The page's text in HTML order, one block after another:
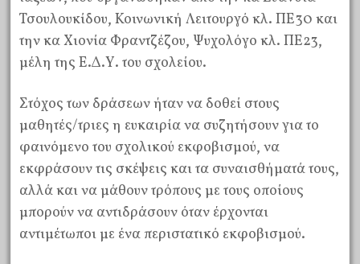
Τσουλουκίδου, Κοινωνική Λειτουργό κλ. ΠΕ30 και
την κα Χιονία Φραντζέζου, Ψυχολόγο κλ. ΠΕ23,
μέλη της Ε.Δ.Υ. του σχολείου.
Στόχος των δράσεων ήταν να δοθεί στους
μαθητές/τριες η ευκαιρία να συζητήσουν για το
φαινόμενο του σχολικού εκφοβισμού, να
εκφράσουν τις σκέψεις και τα συναισθήματά τους,
αλλά και να μάθουν τρόπους με τους οποίους
μπορούν να αντιδράσουν όταν έρχονται
αντιμέτωποι με ένα περιστατικό εκφοβισμού.